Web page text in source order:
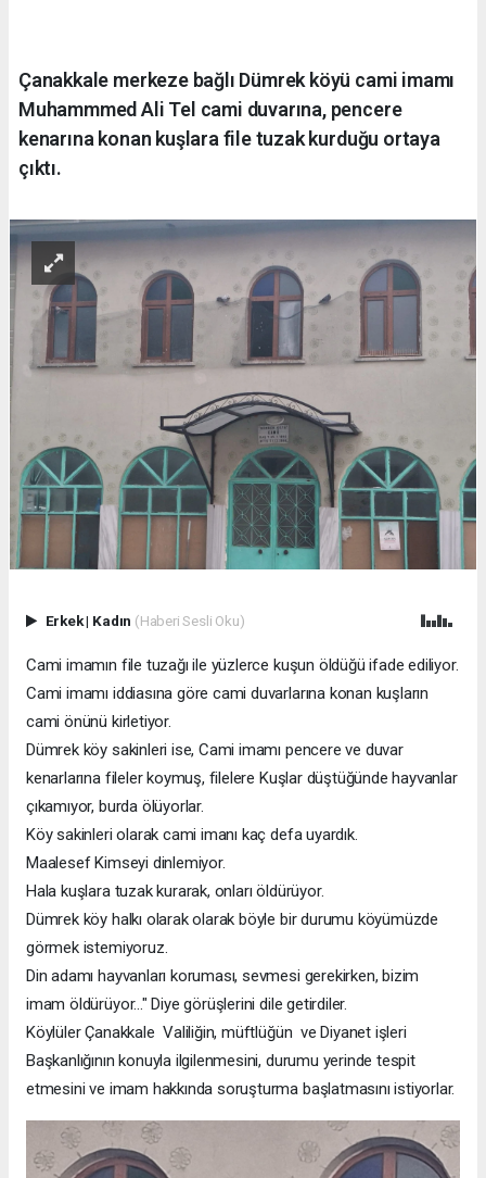
Çanakkale merkeze bağlı Dümrek köyü cami imamı
Muhammmed Ali Tel cami duvarına, pencere
kenarına konan kuşlara file tuzak kurduğu ortaya
çıktı.
Erkek| Kadın (Haberi Sesli Oku)
Cami imamın file tuzağı ile yüzlerce kuşun öldüğü ifade ediliyor.
Cami imamı iddiasına göre cami duvarlarına konan kuşların
cami önünü kirletiyor.
Dümrek köy sakinleri ise, Cami imamı pencere ve duvar
kenarlarına fileler koymuş, filelere Kuşlar düştüğünde hayvanlar
çıkamıyor, burda ölüyorlar.
Köy sakinleri olarak cami imanı kaç defa uyardık.
Maalesef Kimseyi dinlemiyor.
Hala kuşlara tuzak kurarak, onları öldürüyor.
Dümrek köy halkı olarak olarak böyle bir durumu köyümüzde
görmek istemiyoruz.
Din adamı hayvanları koruması, sevmesi gerekirken, bizim
imam öldürüyor..." Diye görüşlerini dile getirdiler.
Köylüler Çanakkale Valiliğin, müftlüğün ve Diyanet işleri
Başkanlığının konuyla ilgilenmesini, durumu yerinde tespit
etmesini ve imam hakkında soruşturma başlatmasını istiyorlar.